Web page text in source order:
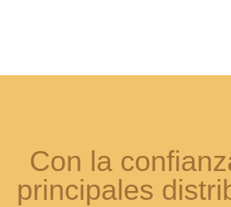
Con la
principales